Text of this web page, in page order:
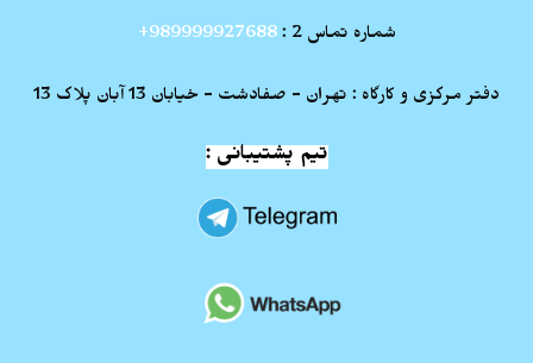
شماره تماس 2 : 989999927688+
دفتر مرکزی و کارگاه : تهران - صفادشت - خیابان 13 آبان پلاک 13
تیم پشتیبانی :